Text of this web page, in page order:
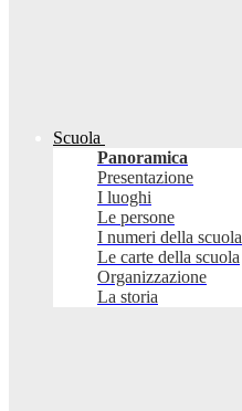
Scuola
Panoramica
Presentazione
I luoghi
Le persone
I numeri della scuola
Le carte della scuola
Organizzazione
La storia